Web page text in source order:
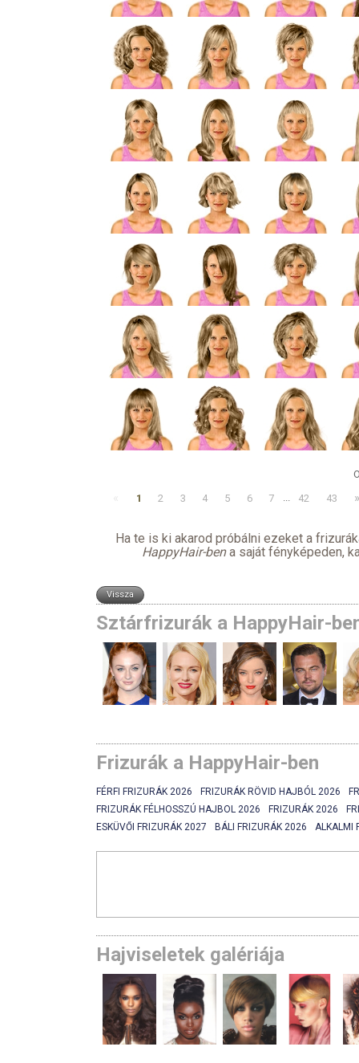
1 2 3 4 5 6 7 ... 42 43
Ha te is ki akarod próbálni ezeket a
HappyHair-bena saját fényképeden,
Sztárfrizurák a HappyHair-
Frizurák a HappyHair-ben
FÉRFI FRIZURÁK 2026 FRIZURÁK RÖVID HAJBÓL 2026
FRIZURÁK FÉLHOSSZÚ HAJBOL 2026
FRIZURÁK 2026
ESKÜVŐI FRIZURÁK 2027
BÁLI FRIZURÁK 2026 ALKALMI
Hajviseletek galériája